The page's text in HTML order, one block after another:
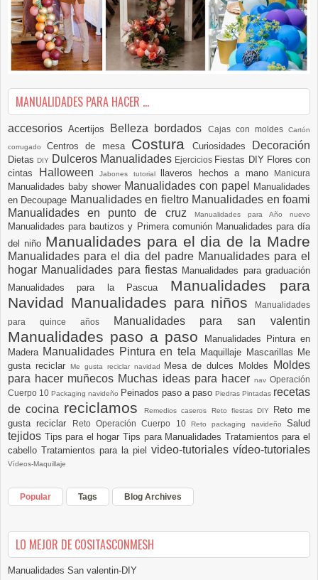
MANUALIDADES PARA HACER ...
accesoriosAcertijos Belleza bordados Cajas con moldesCartón
corrugadoCentros de mesa Costura Curiosidades Decoración
DietasDIY Dulceros Manualidades Ejercicios Fiestas DIY Flores con
cintas
Halloween Jabones tutorial llaveros hechos a mano Manicura
Manualidades baby shower Manualidades con papel
Manualidades
en Decoupage Manualidades en fieltro Manualidades en foami
Manualidades en punto de cruz
Manualidades para Año nuevo
Manualidades para bautizos y Primera comunión Manualidades para día
del niño Manualidades para el dia de la Madre
Manualidades para el dia del padre Manualidades para el
hogar Manualidades para fiestas Manualidades para graduación
Manualidades para la Pascua Manualidades para
Navidad Manualidades para niños
Manualidades
para quince años
Manualidades para san valentin
Manualidades paso a paso
Manualidades Pintura en
Madera Manualidades Pintura en tela Maquillaje Mascarillas Me
gusta reciclar
Me gusta reciclar navidad Mesa de dulces Moldes
Moldes
para hacer muñecos Muchas ideas para hacer nav Operación
Cuerpo 10 Packaging navideño Peinados paso a paso Piedras Pintadas recetas
de cocina reciclamosRemedios caseros Reto fiestas DIY
Reto me
gusta reciclar
Reto Operación Cuerpo 10Reto packaging navideñoSalud
tejidos Tips para el hogarTips para Manualidades Tratamientos para el
cabello Tratamientos para la piel video-tutoriales vídeo-tutoriales
Vídeos-Maquillaje
Popular Tags Blog Archives
LO MEJOR DE COSITASCONMESH
Manualidades San valentin-DIY